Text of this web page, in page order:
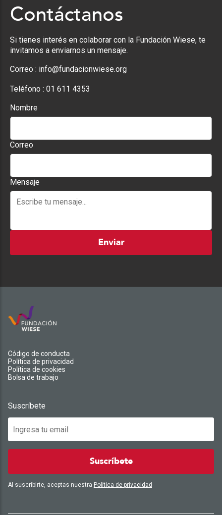
Contáctanos
Si tienes interés en colaborar con la Fundación Wiese, te
invitamos a enviarnos un mensaje.
Correo : info@fundacionwiese.org
Teléfono : 01 611 4353
Nombre
Correo
Mensaje
Enviar
Código de conducta
Política de privacidad
Política de cookies
Bolsa de trabajo
Suscríbete
Suscríbete
Al suscribirte, aceptas nuestra Política de privacidad